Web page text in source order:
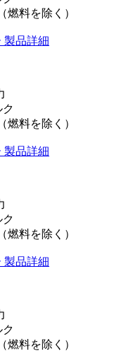
燃料を除く）
製品詳細
燃料を除く）
製品詳細
燃料を除く）
製品詳細
燃料を除く）